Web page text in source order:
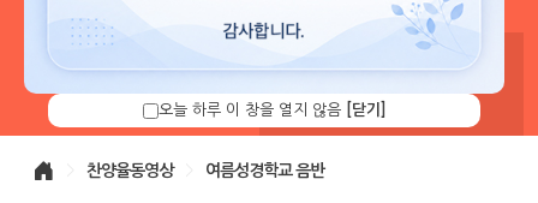
로그인 하시면 보유 캐쉬 확
니다.
찬양율동영상 여름성경학교 음반
오늘 하루 이 창을 열지 않음 [닫기]